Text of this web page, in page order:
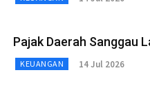
Pajak Daerah Sanggau
KEUANGAN 14 Jul 2026